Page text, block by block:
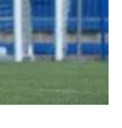
Persib